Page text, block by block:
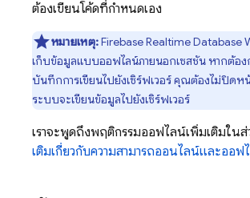
ต้องเขียนโค้ดที่กำหนดเอง
หมายเหตุ:Firebase Realtime Database
เก็บข้อมูลแบบออฟไลน์ภายนอกเซสชัน หากต้อง
บันทึกการเขียนไปยังเซิร์ฟเวอร์ คุณต้องไม่ปิดห
ระบบจะเขียนข้อมูลไปยังเซิร์ฟเวอร์
เราจะพูดถึงพฤติกรรมออฟไลน์เพิ่มเติมใน
เติมเกี่ยวกับความสามารถออนไลน์และออฟ